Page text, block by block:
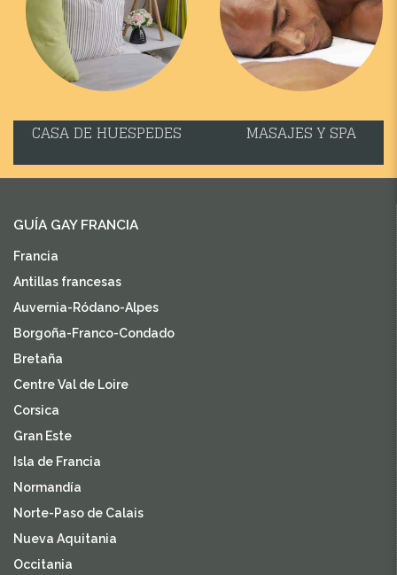
CASA DE HUESPEDES MASAJES Y SPA
GUÍA GAY FRANCIA
Francia
Antillas francesas
Auvernia-Ródano-Alpes
Borgoña-Franco-Condado
Bretaña
Centre Val de Loire
Corsica
Gran Este
Isla de Francia
Normandía
Norte-Paso de Calais
Nueva Aquitania
Occitania